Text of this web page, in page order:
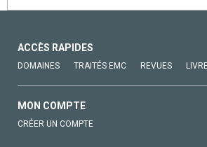
ACCÈS RAPIDES
DOMAINES TRAITÉS EMC REVUES
MON COMPTE
CRÉER UN COMPTE